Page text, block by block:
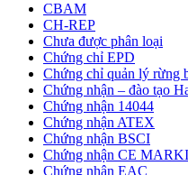
CBAM
CH-REP
Chưa được phân loại
Chứng chỉ EPD
Chứng chỉ quản lý rừng
Chứng nhận – đào tạo
Chứng nhận 14044
Chứng nhận ATEX
Chứng nhận BSCI
Chứng nhận CE
Chứng nhận EAC